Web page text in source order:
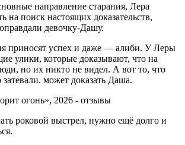
направление старания, Лера
на поиск настоящих доказательств,
девочку-Дашу.
приносят успех и даже — алиби. У Леры
улики, которые доказывают, что на
но их никто не видел. А вот то, что
может доказать Даша.
роковой выстрел, нужно ещё долго и